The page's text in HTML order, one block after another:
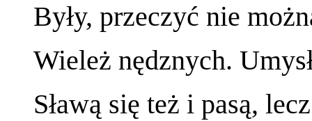
Były, przeczyć nie
Wieleż nędznych.
Sławą się też i pasą,